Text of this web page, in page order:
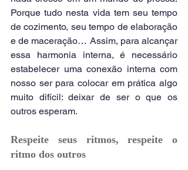
Porque tudo nesta vida tem seu tempo
de cozimento, seu tempo de elaboração
e de maceração… Assim, para alcançar
essa harmonia interna, é necessário
estabelecer uma conexão interna com
nosso ser para colocar em prática algo
muito difícil: deixar de ser o que os
outros esperam.
Respeite seus ritmos, respeite o
ritmo dos outros